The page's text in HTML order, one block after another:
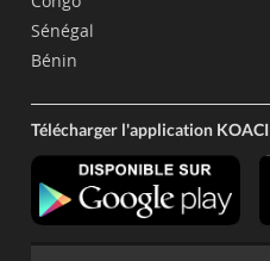
Sénégal
Bénin
Télécharger l'application KOACI